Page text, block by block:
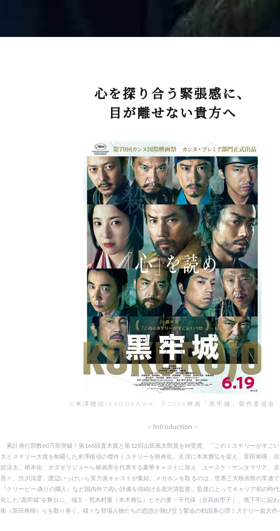
心を探り合う緊張感に、
目が離せない貴方へ
©米澤穂信/KADOKAWA ©2026映画「黒牢城」製作委員会
－Introduction－
累計発行部数60万部突破！第166回直木賞と第12回山田風太郎賞をW受賞、「このミステリーがすごい
大ミステリー大賞を制覇した米澤穂信の傑作ミステリーを映画化。主演に本木雅弘を迎え、菅田将暉、
舘涼太、柄本佑、オダギリジョーら映画界を代表する豪華キャストに加え、ユースケ・サンタマリア、
良々、渋川清彦、渡辺いっけい ら実力派キャストが集結。メガホンを取るのは、世界三大映画祭の常連で
『クリーピー 偽りの隣人』など国内外で高い評価を得続ける黒沢清監督。監督にとってキャリア初の時
化した“黒牢城”を舞台に、城主・荒木村重（本木雅弘）とその妻・千代保（吉高由里子）、地下牢に囚
衛（菅田将暉）らを取り巻く、様々な登場人物たちの思惑が飛び交う緊迫の戦国系心理ミステリー超大